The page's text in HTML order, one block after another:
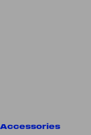
Accessories